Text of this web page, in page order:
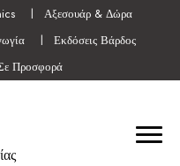
Αξεσουάρ & Δώρα
Εκδόσεις Βάρδος
Προσφορά